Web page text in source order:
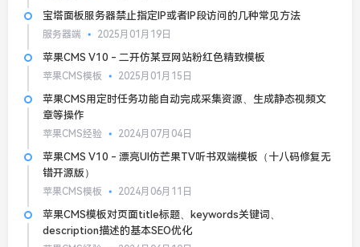
宝塔面板服务器禁止指定IP或者IP段访问的几种常见方法
服务器端 2025月01月19日
苹果CMS V10 - 二开仿某豆网站粉红色精致模板
苹果CMS模板 2025月01月15日
苹果CMS用定时任务功能自动完成采集资源、生成静态视频文
章等操作
苹果CMS经验 2024月07月04日
苹果CMS V10 - 漂亮UI仿芒果TV听书双端模板（十八码修复无
错开源版）
苹果CMS模板 2024月06月11日
苹果CMS模板对页面title标题、keywords关键词、
description描述的基本SEO优化